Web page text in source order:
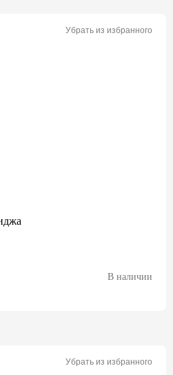
Убрать из избранного
В наличии
Убрать из избранного